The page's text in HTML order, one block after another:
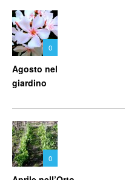
0
Agosto nel
giardino
0